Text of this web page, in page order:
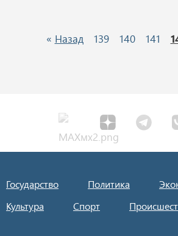
« Назад 139 140 141
Государство Политика
Культура
Спорт